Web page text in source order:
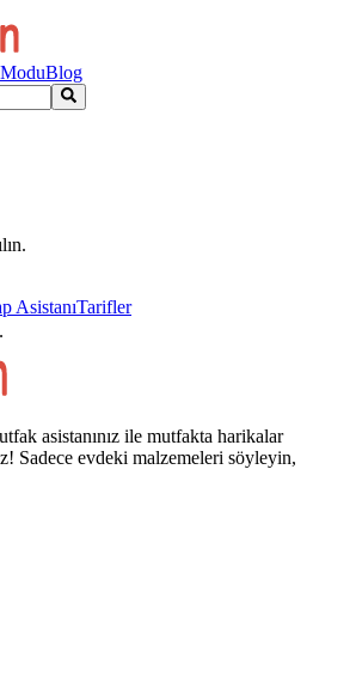
Blog
AsistanıTarifler
asistanınız ile mutfakta harikalar
Sadece evdeki malzemeleri söyleyin,